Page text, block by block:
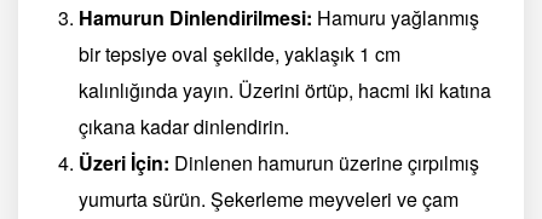
Hamurun Dinlendirilmesi: Hamuru yağlanmış
bir tepsiye oval şekilde, yaklaşık 1 cm
kalınlığında yayın. Üzerini örtüp, hacmi iki katına
çıkana kadar dinlendirin.
Üzeri İçin: Dinlenen hamurun üzerine çırpılmış
yumurta sürün. Şekerleme meyveleri ve çam